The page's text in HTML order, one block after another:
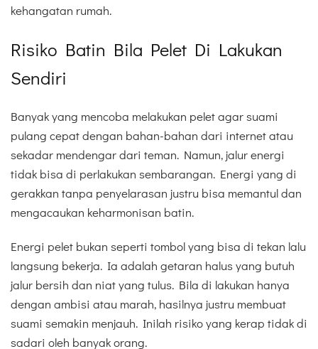
kehangatan rumah.
Risiko Batin Bila Pelet Di Lakukan
Sendiri
Banyak yang mencoba melakukan pelet agar suami
pulang cepat dengan bahan-bahan dari internet atau
sekadar mendengar dari teman. Namun, jalur energi
tidak bisa di perlakukan sembarangan. Energi yang di
gerakkan tanpa penyelarasan justru bisa memantul dan
mengacaukan keharmonisan batin.
Energi pelet bukan seperti tombol yang bisa di tekan lalu
langsung bekerja. Ia adalah getaran halus yang butuh
jalur bersih dan niat yang tulus. Bila di lakukan hanya
dengan ambisi atau marah, hasilnya justru membuat
suami semakin menjauh. Inilah risiko yang kerap tidak di
sadari oleh banyak orang.